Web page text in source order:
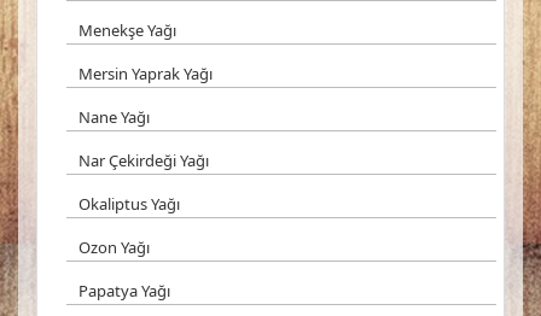
Menekşe Yağı
Mersin Yaprak Yağı
Nane Yağı
Nar Çekirdeği Yağı
Okaliptus Yağı
Ozon Yağı
Papatya Yağı